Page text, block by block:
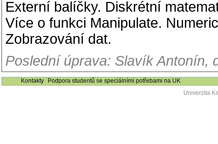
Externí balíčky. Diskrétní
Více o funkci Manipulate.
Zobrazování dat.
Poslední úprava: Slavík Antonín,
Kontakty
Podpora studentů se speciálními potřebami na UK
Univerzita